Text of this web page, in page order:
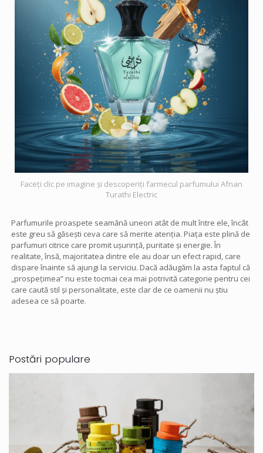
Faceți clic pe imagine și descoperiți farmecul parfumului Afnan
Turathi Electric
Parfumurile proaspete seamănă uneori atât de mult între ele, încât
este greu să găsești ceva care să merite atenția. Piața este plină de
parfumuri citrice care promit ușurință, puritate și energie. În
realitate, însă, majoritatea dintre ele au doar un efect rapid, care
dispare înainte să ajungi la serviciu. Dacă adăugăm la asta faptul că
„prospețimea” nu este tocmai cea mai potrivită categorie pentru cei
care caută stil și personalitate, este clar de ce oamenii nu știu
adesea ce să poarte.
Postări populare